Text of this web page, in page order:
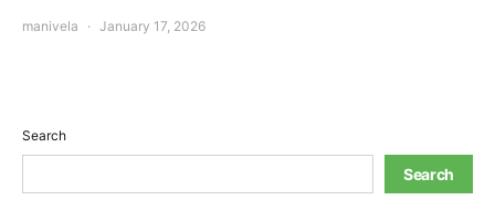
manivela January 17, 2026
Search
Search